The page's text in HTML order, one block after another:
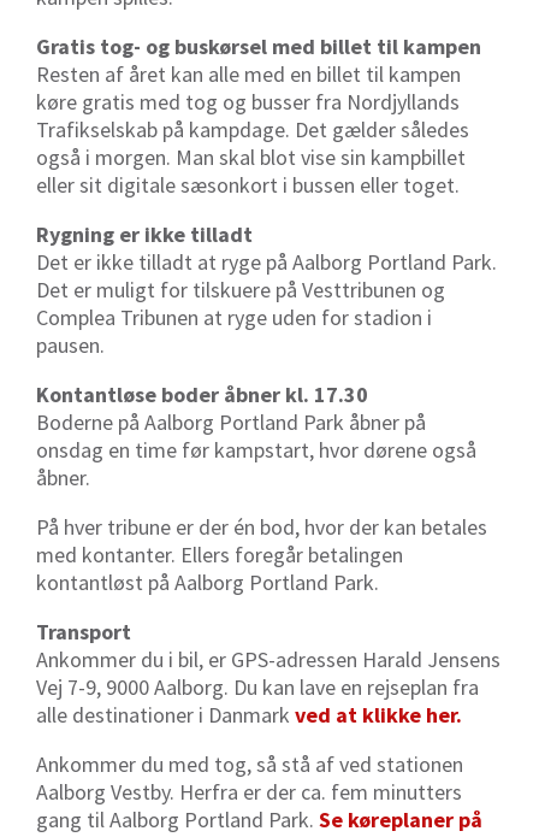
Gratis tog- og buskørsel med billet til kampen
Resten af året kan alle med en billet til kampen
køre gratis med tog og busser fra Nordjyllands
Trafikselskab på kampdage. Det gælder således
også i morgen. Man skal blot vise sin kampbillet
eller sit digitale sæsonkort i bussen eller toget.
Rygning er ikke tilladt
Det er ikke tilladt at ryge på Aalborg Portland Park.
Det er muligt for tilskuere på Vesttribunen og
Complea Tribunen at ryge uden for stadion i
pausen.
Kontantløse boder åbner kl. 17.30
Boderne på Aalborg Portland Park åbner på
onsdag en time før kampstart, hvor dørene også
åbner.
På hver tribune er der én bod, hvor der kan betales
med kontanter. Ellers foregår betalingen
kontantløst på Aalborg Portland Park.
Transport
Ankommer du i bil, er GPS-adressen Harald Jensens
Vej 7-9, 9000 Aalborg. Du kan lave en rejseplan fra
alle destinationer i Danmark ved at klikke her.
Ankommer du med tog, så stå af ved stationen
Aalborg Vestby. Herfra er der ca. fem minutters
gang til Aalborg Portland Park. Se køreplaner på